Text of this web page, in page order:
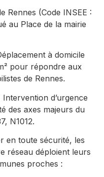
Rennes (Code INSEE :
au Place de la mairie
à domicile
pour répondre aux
de Rennes.
Intervention d’urgence
des axes majeurs du
N1012.
en toute sécurité, les
réseau déploient leurs
proches :